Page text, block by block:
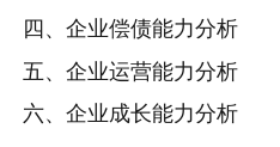
四、企业偿债能力分析
五、企业运营能力分析
六、企业成长能力分析